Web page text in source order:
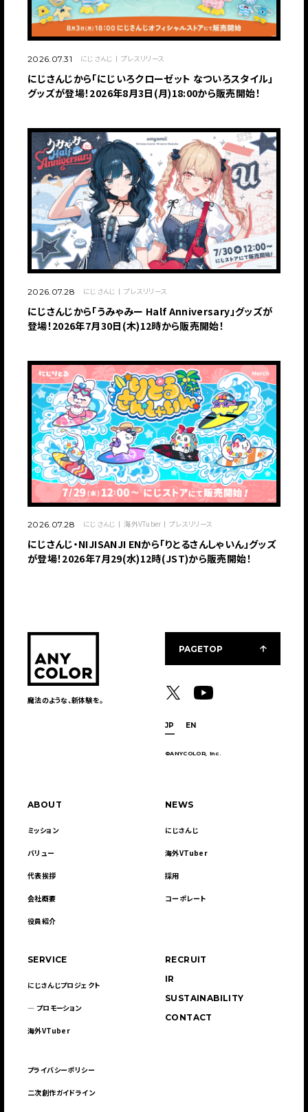
2026.07.31 にじさんじ プレスリリース
にじさんじから「にじいろクローゼット なついろスタイル」
グッズが登場！2026年8月3日(月)18:00から販売開始！
2026.07.28 にじさんじ プレスリリース
にじさんじから「うみゃみー Half Anniversary」グッズが
登場！2026年7月30日(木)12時から販売開始！
2026.07.28 にじさんじ 海外VTuber プレスリリース
にじさんじ・NIJISANJI ENから「りとるさんしゃいん」グッズ
が登場！2026年7月29(水)12時(JST)から販売開始！
魔法のような、新体験を。
JP EN
©ANYCOLOR, Inc.
ABOUT
ミッション
バリュー
代表挨拶
会社概要
役員紹介
NEWS
にじさんじ
海外VTuber
採用
コーポレート
SERVICE
にじさんじプロジェクト
― プロモーション
海外VTuber
RECRUIT
IR
SUSTAINABILITY
CONTACT
プライバシーポリシー
二次創作ガイドライン
PAGETOP